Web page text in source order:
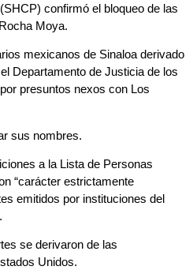
confirmó el bloqueo de las
Moya.
mexicanos de Sinaloa derivado
Departamento de Justicia de los
presuntos nexos con Los
sus nombres.
a la Lista de Personas
“carácter estrictamente
emitidos por instituciones del
se derivaron de las
Unidos.